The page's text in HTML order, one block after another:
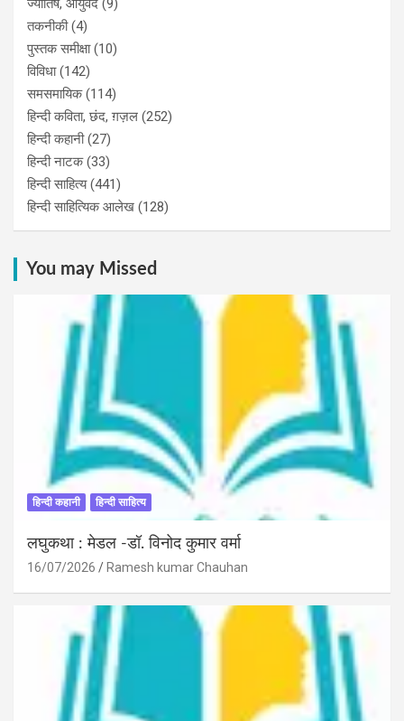
ज्योतिष, आयुर्वेद (9)
तकनीकी(4)
पुस्‍तक समीक्षा(10)
विविधा(142)
समसमायिक(114)
हिन्दी कविता, छंद, ग़ज़ल (252)
हिन्दी कहानी(27)
हिन्‍दी नाटक(33)
हिन्दी साहित्य(441)
हिन्दी साहित्यिक आलेख (128)
You may Missed
हिन्दी कहानी हिन्दी साहित्य
लघुकथा : मेडल -डॉ. विनोद कुमार वर्मा
16/07/2026 Ramesh kumar Chauhan